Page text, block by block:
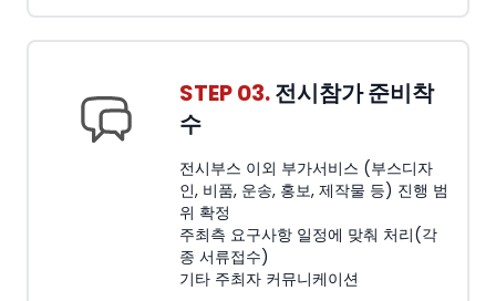
STEP 03.전시참가 준비착
수
전시부스 이외 부가서비스 (부스디자
인, 비품, 운송, 홍보, 제작물 등) 진행 범
위 확정
주최측 요구사항 일정에 맞춰 처리(각
종 서류접수)
기타 주최자 커뮤니케이션